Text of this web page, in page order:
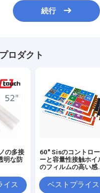
続行
ロダクト
の多接
明な防
イス
60" Sisのコントロ
ーと容量性接触ホイ
のフィルムの高い感
ベストプライス